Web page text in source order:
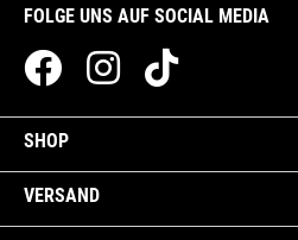
FOLGE UNS AUF SOCIAL MEDIA
SHOP
VERSAND